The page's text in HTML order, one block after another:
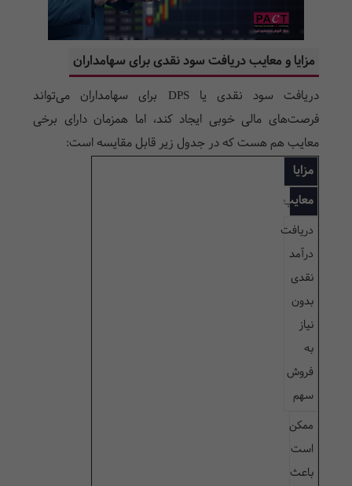
مزایا و معایب دریافت سود نقدی برای سهامداران
دریافت سود نقدی یاDPS برای سهامداران می‌تواند
فرصت‌های مالی خوبی ایجاد کند، اما همزمان دارای برخی
معایب هم هست که در جدول زیر قابل مقایسه است:
مزایا
معایب
دریافت
درآمد
نقدی
بدون
نیاز
به
فروش
سهم
ممکن
است
باعث